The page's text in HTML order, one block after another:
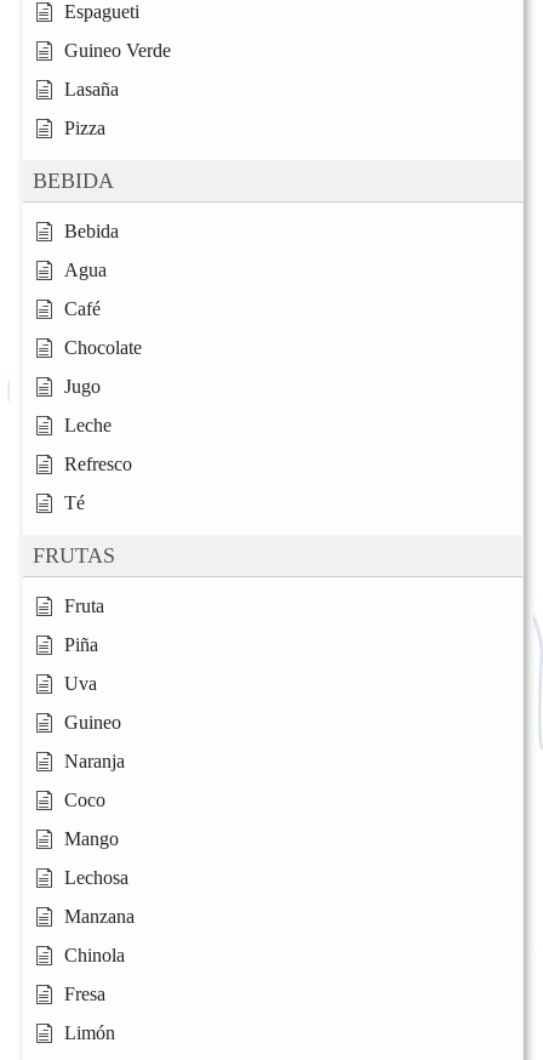
Espagueti
Guineo Verde
Lasaña
Pizza
BEBIDA
Bebida
Agua
Café
Chocolate
Jugo
Leche
Refresco
Té
FRUTAS
Fruta
Piña
Uva
Guineo
Naranja
Coco
Mango
Lechosa
Manzana
Chinola
Fresa
Limón